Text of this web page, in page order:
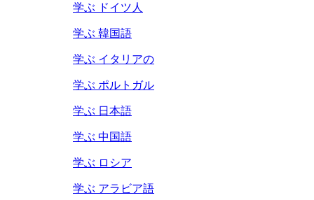
学ぶ ドイツ人
学ぶ 韓国語
学ぶ イタリアの
学ぶ ポルトガル
学ぶ 日本語
学ぶ 中国語
学ぶ ロシア
学ぶ アラビア語